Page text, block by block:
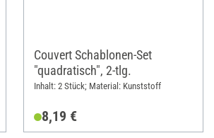
Couvert Schablonen-Set
"quadratisch", 2-tlg.
Inhalt: 2 Stück; Material: Kunststoff
8,19 €